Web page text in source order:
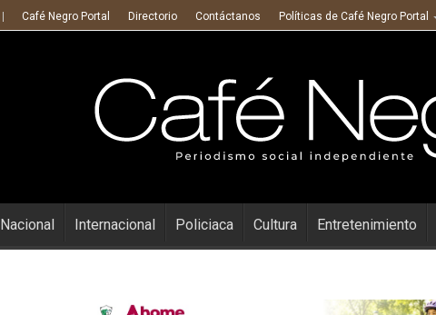
Café Negro Portal Directorio Contáctanos Políticas de Café Negro Portal
Nacional Internacional Policiaca Cultura Entretenimiento